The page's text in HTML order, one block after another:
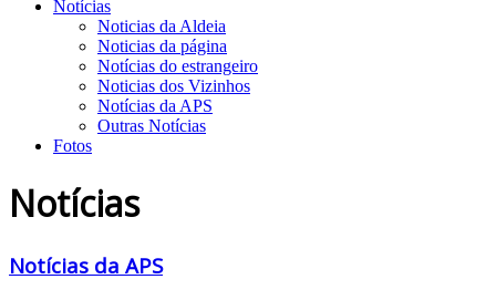
Notícias
Noticias da Aldeia
Noticias da página
Notícias do estrangeiro
Noticias dos Vizinhos
Notícias da APS
Outras Notícias
Fotos
Notícias
Notícias da APS